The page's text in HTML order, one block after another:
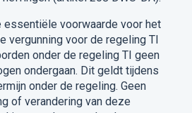
essentiële voorwaarde voor het
vergunning voor de regeling TI
onder de regeling TI geen
ondergaan. Dit geldt tijdens
onder de regeling. Geen
of verandering van deze